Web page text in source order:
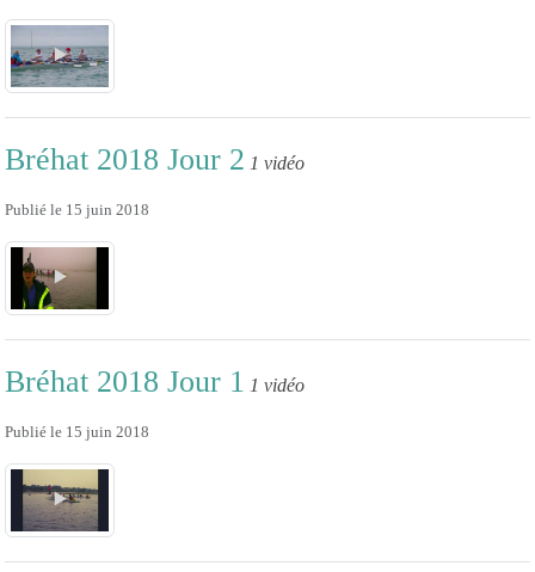
Bréhat 2018 Jour 2 1 vidéo
Publié le 15 juin 2018
Bréhat 2018 Jour 1 1 vidéo
Publié le 15 juin 2018